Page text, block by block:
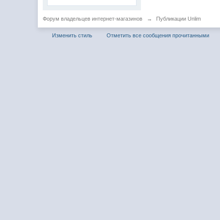
Форум владельцев интернет-магазинов → Публикации Unlim
Изменить стиль Отметить все сообщения прочитанными